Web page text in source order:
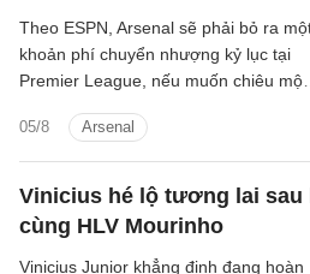
05/8 Arsenal
Theo ESPN, Arsenal sẽ phải bỏ ra
khoản phí chuyển nhượng kỷ lục tại
Premier League, nếu muốn chiêu mộ
Vinicius hé lộ tương lai sau
cùng HLV Mourinho
Vinicius Junior khẳng định đang hoàn